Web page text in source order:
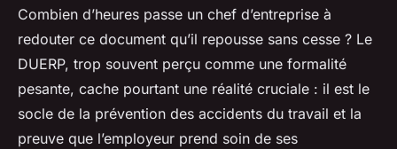
Réalisez votre DUERP en ligne
facilement et efficacement
Orégane• 09/04/2026 10:40•10 min de lecture
Combien d’heures passe un chef d’entreprise à
redouter ce document qu’il repousse sans cesse ? Le
DUERP, trop souvent perçu comme une formalité
pesante, cache pourtant une réalité cruciale : il est le
socle de la prévention des accidents du travail et la
preuve que l’employeur prend soin de ses